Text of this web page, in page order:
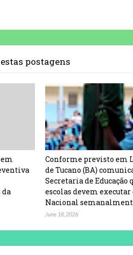
postagens
Conforme previsto em
de Tucano (BA)
Secretaria de Educação
escolas devem
Nacional
June 18, 2026